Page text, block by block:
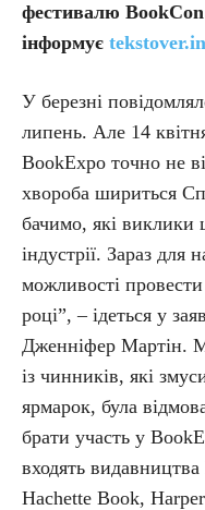
фестивалю
інформує
У березні
липень. Але 14
BookExpo точно не
хвороба шириться
бачимо, які виклики
індустрії. Зараз
можливості
році”, – ідеться у
Дженніфер Мартін.
із чинників, які
ярмарок, була
брати участь у
входять
Hachette Book,